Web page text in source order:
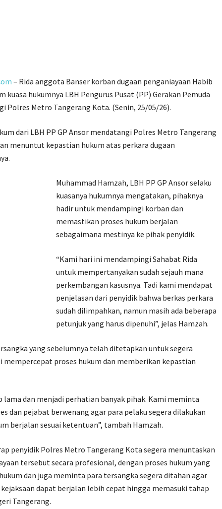
– Rida anggota Banser korban dugaan penganiayaan Habib
hukumnya LBH Pengurus Pusat (PP) Gerakan Pemuda
Polres Metro Tangerang Kota. (Senin, 25/05/26).
dari LBH PP GP Ansor mendatangi Polres Metro Tangerang
menuntut kepastian hukum atas perkara dugaan
‎Muhammad Hamzah, LBH PP GP Ansor selaku
kuasanya hukumnya mengatakan, pihaknya
hadir untuk mendampingi korban dan
memastikan proses hukum berjalan
sebagaimana mestinya ke pihak penyidik.
‎‎“Kami hari ini mendampingi Sahabat Rida
untuk mempertanyakan sudah sejauh mana
perkembangan kasusnya. Tadi kami mendapat
penjelasan dari penyidik bahwa berkas perkara
sudah dilimpahkan, namun masih ada beberapa
petunjuk yang harus dipenuhi”, jelas Hamzah.
yang sebelumnya telah ditetapkan untuk segera
mempercepat proses hukum dan memberikan kepastian
lama dan menjadi perhatian banyak pihak. Kami meminta
dan pejabat berwenang agar para pelaku segera dilakukan
berjalan sesuai ketentuan”, tambah Hamzah.
penyidik Polres Metro Tangerang Kota segera menuntaskan
tersebut secara profesional, dengan proses hukum yang
dan juga meminta para tersangka segera ditahan agar
dapat berjalan lebih cepat hingga memasuki tahap
Tangerang.